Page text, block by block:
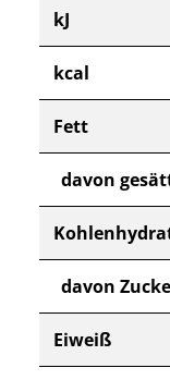
kJ
kcal
Fett
davon
davon
Eiweiß